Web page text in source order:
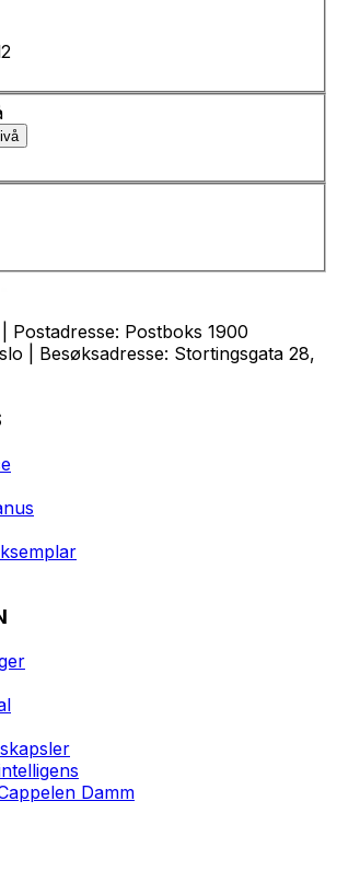
2
| Postadresse: Postboks 1900
| Besøksadresse: Stortingsgata 28,
Damm